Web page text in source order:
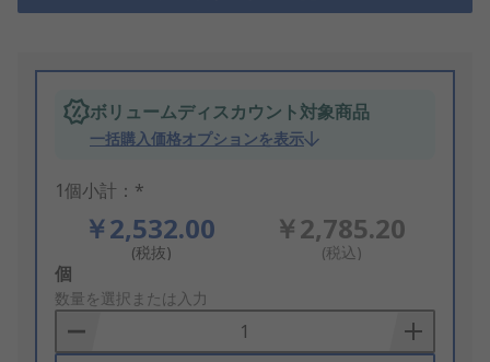
ボリュームディスカウント対象商品
一括購入価格オプションを表示
1個小計：*
￥2,532.00
(税抜)
￥2,785.20
(税込)
Add
to
Basket
個
数量を選択または入力